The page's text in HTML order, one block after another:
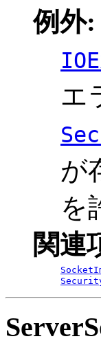
例外:
エ
が
を
関連